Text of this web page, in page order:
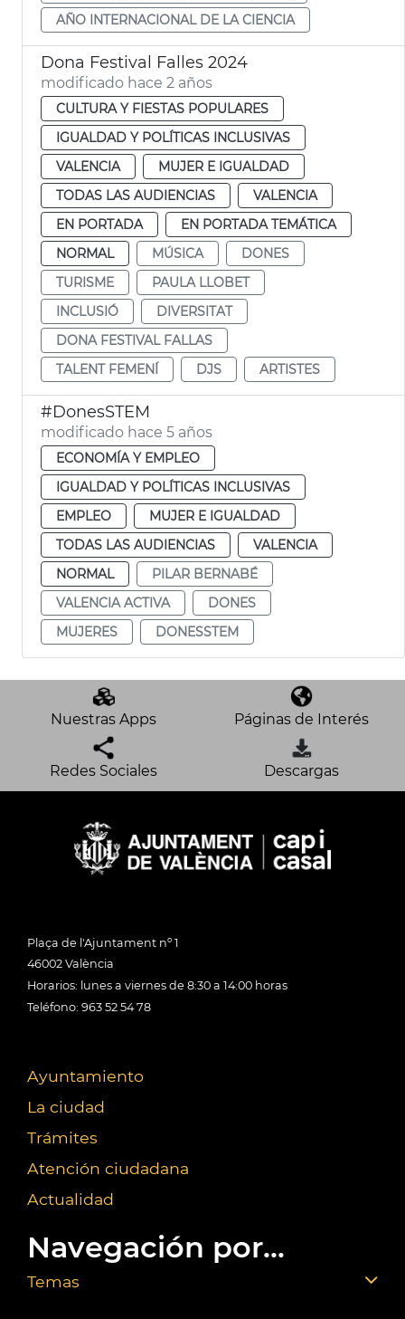
AÑO INTERNACIONAL DE LA CIENCIA
Dona Festival Falles 2024
modificado hace 2 años
CULTURA Y FIESTAS POPULARES
IGUALDAD Y POLÍTICAS INCLUSIVAS
VALENCIA
MUJER E IGUALDAD
TODAS LAS AUDIENCIAS
VALENCIA
EN PORTADA
EN PORTADA TEMÁTICA
NORMAL
MÚSICA
DONES
TURISME
PAULA LLOBET
INCLUSIÓ
DIVERSITAT
DONA FESTIVAL FALLAS
TALENT FEMENÍ
DJS ARTISTES
#DonesSTEM
modificado hace 5 años
ECONOMÍA Y EMPLEO
IGUALDAD Y POLÍTICAS INCLUSIVAS
EMPLEO
MUJER E IGUALDAD
TODAS LAS AUDIENCIAS
VALENCIA
NORMAL
PILAR BERNABÉ
VALENCIA ACTIVA
DONES
MUJERES
DONESSTEM
Nuestras Apps Páginas de Interés
Redes Sociales Descargas
Plaça de l'Ajuntament nº 1
46002 València
Horarios: lunes a viernes de 8:30 a 14:00 horas
Teléfono: 963 52 54 78
Ayuntamiento
La ciudad
Trámites
Atención ciudadana
Actualidad
Navegación por...
Temas